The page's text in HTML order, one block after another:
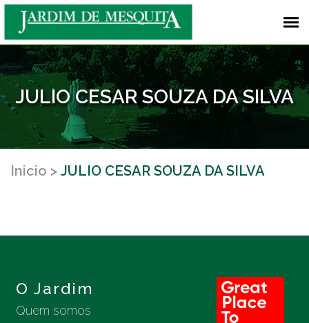
JULIO CESAR SOUZA DA SILVA
Inicio JULIO CESAR SOUZA DA SILVA
O Jardim
Quem somos